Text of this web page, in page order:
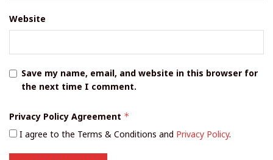
Website
Save my name, email, and website in this browser for
the next time I comment.
Privacy Policy Agreement *
I agree to the Terms & Conditions and Privacy Policy.